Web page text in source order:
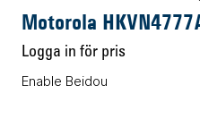
Motorola
Logga in för pris
Enable Beidou